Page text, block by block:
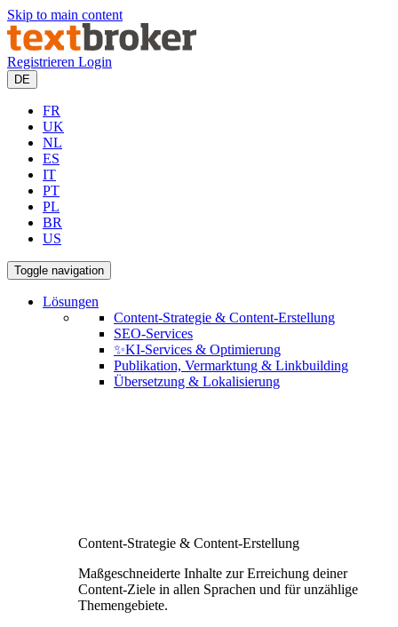
Skip to main content
Registrieren Login
DE
FR
UK
NL
ES
IT
PT
PL
BR
US
Toggle navigation
Lösungen
Content-Strategie & Content-Erstellung
SEO-Services
✨KI-Services & Optimierung
Publikation, Vermarktung & Linkbuilding
Übersetzung & Lokalisierung
Content-Strategie & Content-Erstellung
Maßgeschneiderte Inhalte zur Erreichung deiner
Content-Ziele in allen Sprachen und für unzählige
Themengebiete.